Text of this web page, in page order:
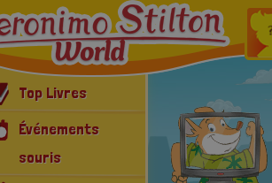
Top Livres
Événements
souris